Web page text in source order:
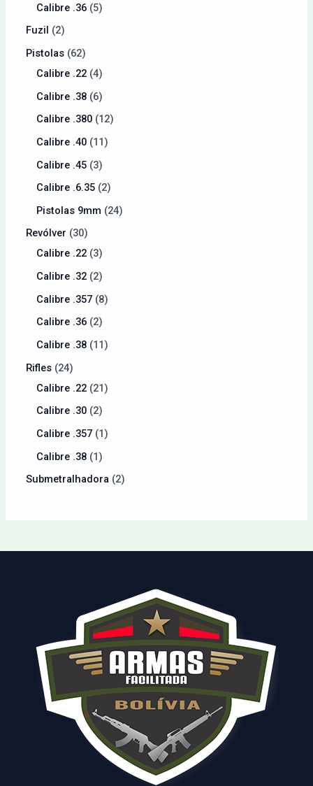
Calibre .36 5
Fuzil
2
Pistolas 62
Calibre .22 4
Calibre .38 6
Calibre .380 12
Calibre .40 11
Calibre .45 3
Calibre .6.35 2
Pistolas 9mm
24
Revólver
30
Calibre .22 3
Calibre .32 2
Calibre .357 8
Calibre .36 2
Calibre .38 11
Rifles 24
Calibre .22 21
Calibre .30 2
Calibre .357 1
Calibre .38 1
Submetralhadora 2